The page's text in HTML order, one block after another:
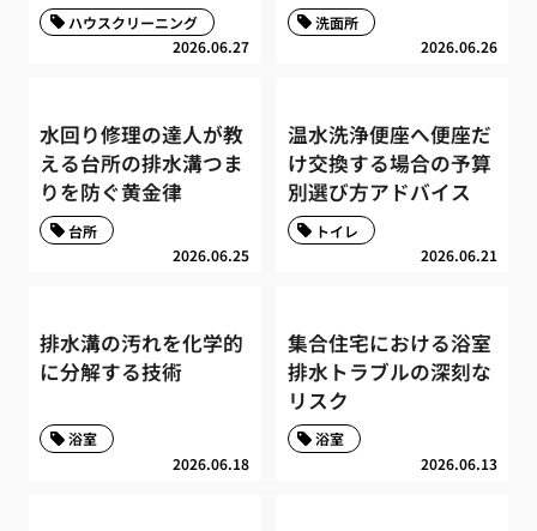
2026.06.27
ハウスクリーニング
2026.06.26
洗面所
水回り修理の達人が教
える台所の排水溝つま
りを防ぐ黄金律
2026.06.25
台所
温水洗浄便座へ便座だ
け交換する場合の予算
別選び方アドバイス
2026.06.21
トイレ
排水溝の汚れを化学的
に分解する技術
2026.06.18
浴室
集合住宅における浴室
排水トラブルの深刻な
リスク
2026.06.13
浴室